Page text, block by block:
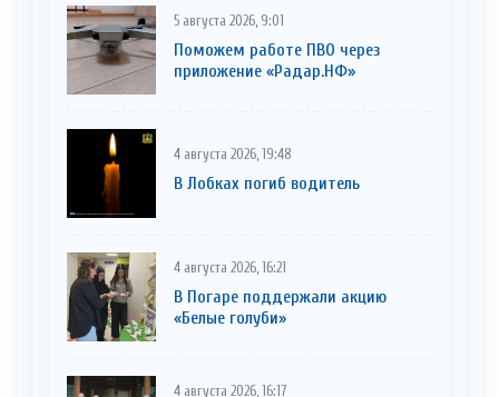
5 августа 2026, 9:01
Поможем работе ПВО через
приложение «Радар.НФ»
4 августа 2026, 19:48
В Лобках погиб водитель
4 августа 2026, 16:21
В Погаре поддержали акцию
«Белые голуби»
4 августа 2026, 16:17